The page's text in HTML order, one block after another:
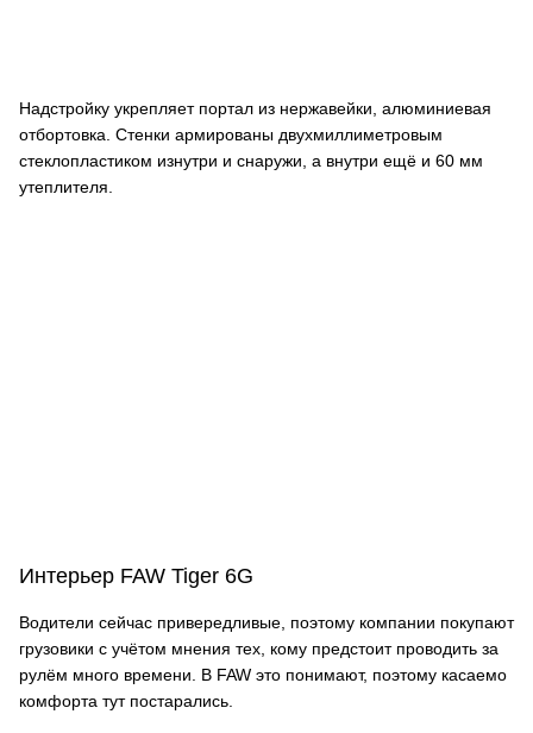
Надстройку укрепляет портал из нержавейки, алюминиевая
отбортовка. Стенки армированы двухмиллиметровым
стеклопластиком изнутри и снаружи, а внутри ещё и 60 мм
утеплителя.
Интерьер FAW Tiger 6G
Водители сейчас привередливые, поэтому компании покупают
грузовики с учётом мнения тех, кому предстоит проводить за
рулём много времени. В FAW это понимают, поэтому касаемо
комфорта тут постарались.